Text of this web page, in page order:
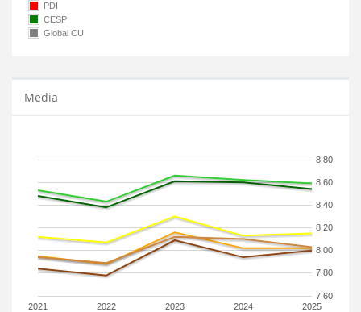
PDI
CESP
Global CU
Media
2021 2022 2023 2024 2025
7.60
7.80
8.00
8.20
8.40
8.60
8.80